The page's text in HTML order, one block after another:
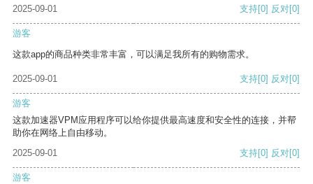
2025-09-01
支持[0] 反对[0]
游客
这款app的商品种类非常丰富，可以满足我所有的购物需求。
2025-09-01 支持[0] 反对[0]
游客
这款加速器VPM应用程序可以给你提供最高速度和安全性的连接，并帮
助你在网络上自由移动。
2025-09-01
支持[0] 反对[0]
游客